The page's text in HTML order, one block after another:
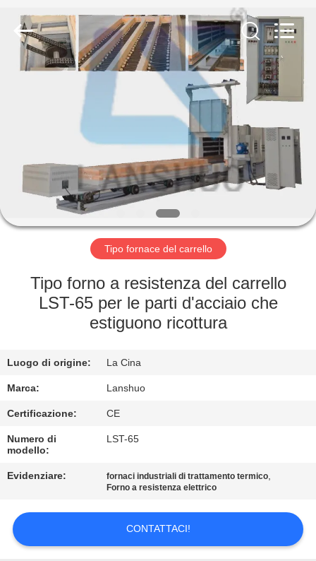
CASA
PRODOTTI
CIRCA
NOI
GIRO
FABBRICA
CONTROLLO
QUALITÀ
CONTATTICI
NOTIZIE
CITAZIONE
Lanshuo
Electronics
Reserved.
Tipo fornace del carrello
Tipo forno a resistenza del carrello
LST-65 per le parti d'acciaio che
estiguono ricottura
Luogo di origine: La Cina
Marca: Lanshuo
Certificazione: CE
Numero di
modello:
LST-65
Evidenziare: fornaci industriali di trattamento termico,
Forno a resistenza elettrico
CONTATTACI!